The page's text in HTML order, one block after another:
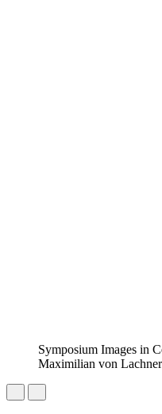
Symposium Images in
Maximilian von